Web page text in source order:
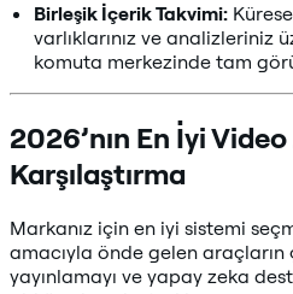
Birleşik İçerik Takvimi:
varlıklarınız ve analizleriniz
komuta merkezinde tam
2026’nın En İyi Video
Karşılaştırma
Markanız için en iyi sistemi
amacıyla önde gelen
yayınlamayı ve yapay zeka